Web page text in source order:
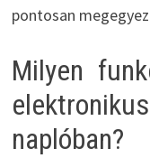
pontosan
Milyen
naplóban?